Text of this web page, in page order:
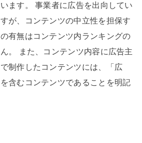
ます。 事業者に広告を出向してい
が、コンテンツの中立性を担保す
有無はコンテンツ内ランキングの
。 また、コンテンツ内容に広告主
制作したコンテンツには、「広
含むコンテンツであることを明記